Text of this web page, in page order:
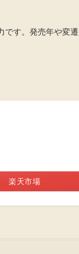
です。発売年や変
楽天市場